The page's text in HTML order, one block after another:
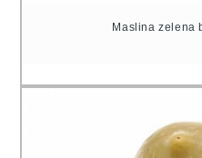
Maslina zelena